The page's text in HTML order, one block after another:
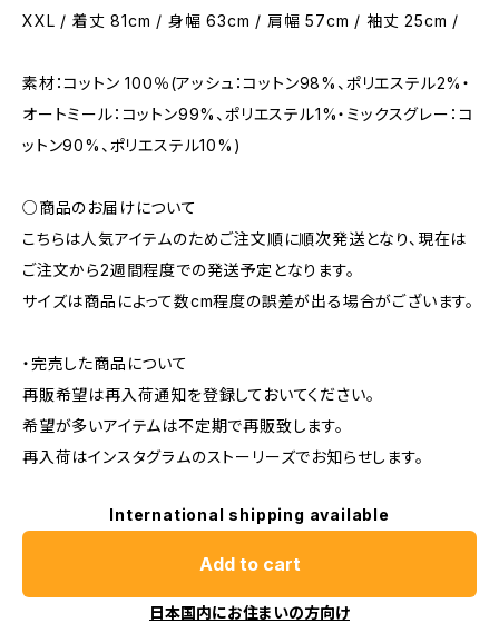
XXL / 着丈 81cm / 身幅 63cm / 肩幅 57cm / 袖丈 25cm /
素材：コットン 100％(アッシュ：コットン98%、ポリエステル2%・
オートミール：コットン99%、ポリエステル1%・ミックスグレー：コ
ットン90%、ポリエステル10%)
○商品のお届けについて
こちらは人気アイテムのためご注文順に順次発送となり、現在は
ご注文から2週間程度での発送予定となります。
サイズは商品によって数cm程度の誤差が出る場合がございます。
・完売した商品について
再販希望は再入荷通知を登録しておいてください。
希望が多いアイテムは不定期で再販致します。
再入荷はインスタグラムのストーリーズでお知らせします。
International shipping available
Add to cart
日本国内にお住まいの方向け